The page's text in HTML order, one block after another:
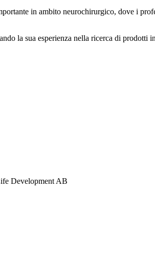
in ambito neurochirurgico, dove i
la sua esperienza nella ricerca di
Development AB